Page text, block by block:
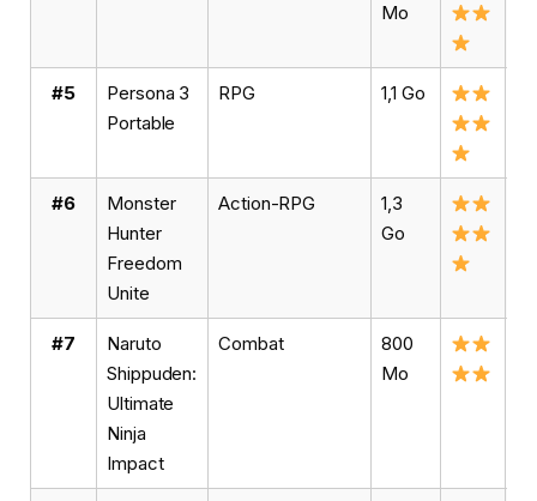
Mo
#5
Persona 3
Portable
RPG 1,1 Go
#6
Monster
Hunter
Freedom
Unite
Action-RPG
1,3
Go
#7
Naruto
Shippuden:
Ultimate
Ninja
Impact
Combat
800
Mo